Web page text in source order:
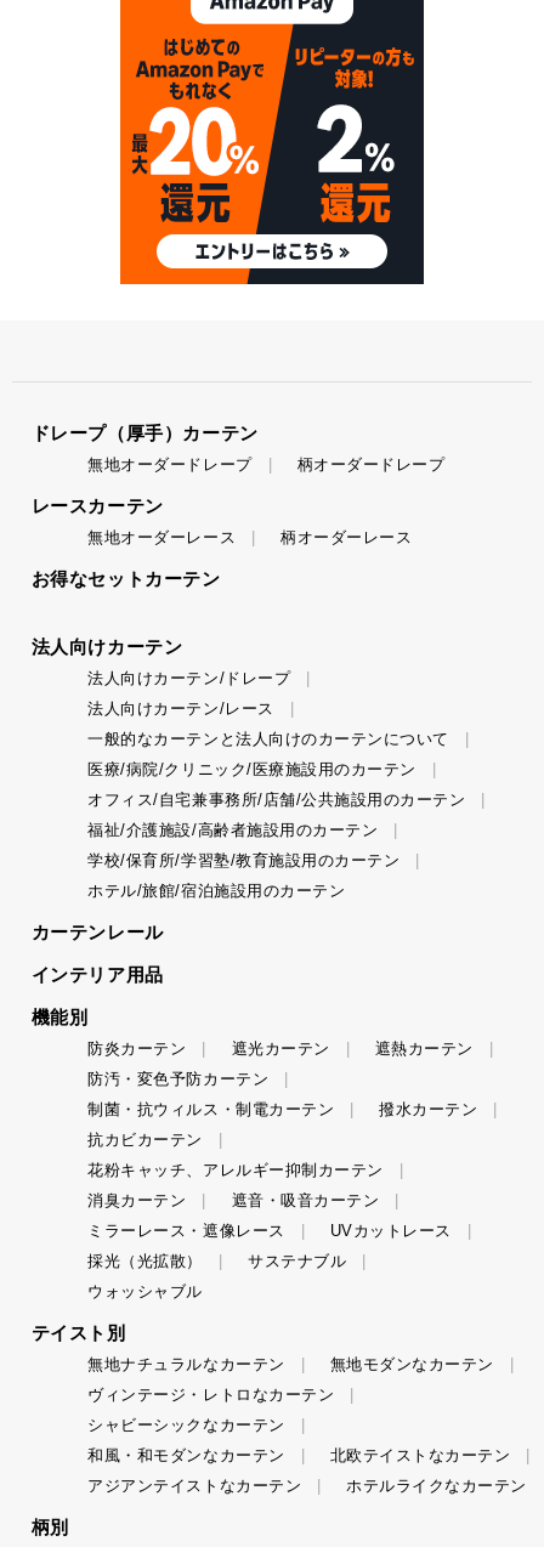
ドレープ（厚手）カーテン
無地オーダードレープ 柄オーダードレープ
レースカーテン
無地オーダーレース 柄オーダーレース
お得なセットカーテン
法人向けカーテン
法人向けカーテン/ドレープ
法人向けカーテン/レース
一般的なカーテンと法人向けのカーテンについて
医療/病院/クリニック/医療施設用のカーテン
オフィス/自宅兼事務所/店舗/公共施設用のカーテン
福祉/介護施設/高齢者施設用のカーテン
学校/保育所/学習塾/教育施設用のカーテン
ホテル/旅館/宿泊施設用のカーテン
カーテンレール
インテリア用品
機能別
防炎カーテン 遮光カーテン
遮熱カーテン
防汚・変色予防カーテン
制菌・抗ウィルス・制電カーテン
撥水カーテン
抗カビカーテン
花粉キャッチ、アレルギー抑制カーテン
消臭カーテン
遮音・吸音カーテン
ミラーレース・遮像レース
UVカットレース
採光（光拡散）
サステナブル
ウォッシャブル
テイスト別
無地ナチュラルなカーテン
無地モダンなカーテン
ヴィンテージ・レトロなカーテン
シャビーシックなカーテン
和風・和モダンなカーテン
北欧テイストなカーテン
アジアンテイストなカーテン
ホテルライクなカーテン
柄別